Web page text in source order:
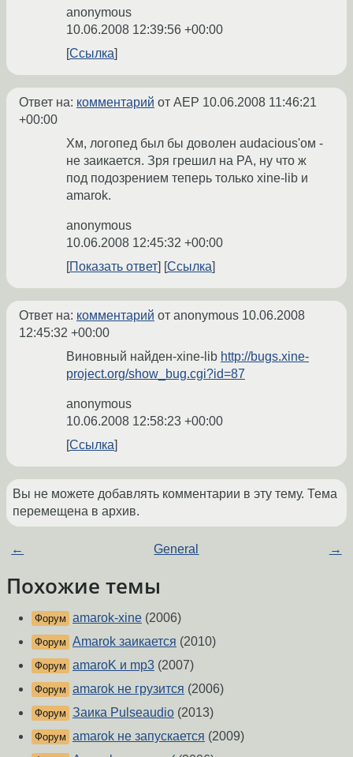
anonymous
10.06.2008 12:39:56 +00:00
Ссылка
Ответ на: комментарий от AEP 10.06.2008 11:46:21
+00:00
Хм, логопед был бы доволен audacious'ом -
не заикается. Зря грешил на PA, ну что ж
под подозрением теперь только xine-lib и
amarok.
anonymous
10.06.2008 12:45:32 +00:00
Показать ответ
Ссылка
Ответ на: комментарий от anonymous 10.06.2008
12:45:32 +00:00
Виновный найден-xine-lib http://bugs.xine-
project.org/show_bug.cgi?id=87
anonymous
10.06.2008 12:58:23 +00:00
Ссылка
Вы не можете добавлять комментарии в эту тему. Тема
перемещена в архив.
← General →
Похожие темы
Форум amarok-xine (2006)
Форум Amarok заикается (2010)
Форум amaroK и mp3 (2007)
Форум amarok не грузится (2006)
Форум Заика Pulseaudio (2013)
Форум amarok не запускается (2009)